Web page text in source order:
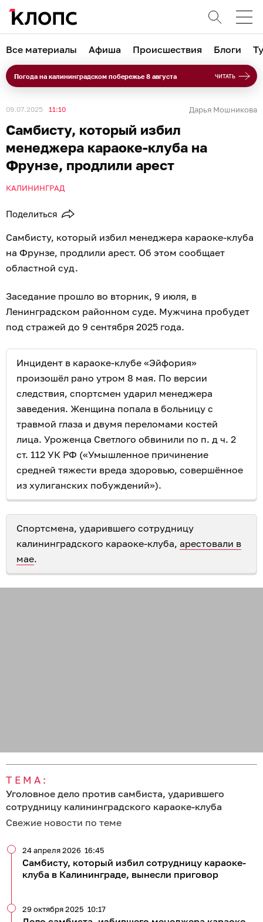
Все материалы Афиша Происшествия Блоги
Погода на калининградском побережье 8 августа ЧИТАТЬ
09.07.2025 11:10 Дарья Мошникова
Самбисту, который избил
менеджера караоке-клуба на
Фрунзе, продлили арест
КАЛИНИНГРАД
Поделиться
Самбисту, который избил менеджера караоке-клуба
на Фрунзе, продлили арест. Об этом сообщает
областной суд.
Заседание прошло во вторник, 9 июля, в
Ленинградском районном суде. Мужчина пробудет
под стражей до 9 сентября 2025 года.
Инцидент в караоке-клубе «Эйфория»
произошёл рано утром 8 мая. По версии
следствия, спортсмен ударил менеджера
заведения. Женщина попала в больницу с
травмой глаза и двумя переломами костей
лица. Уроженца Светлого обвинили по п. д ч. 2
ст. 112 УК РФ («Умышленное причинение
средней тяжести вреда здоровью, совершённое
из хулиганских побуждений»).
Спортсмена, ударившего сотрудницу
калининградского караоке-клуба, арестовали в
мае.
ТЕМА:
Уголовное дело против самбиста, ударившего
сотрудницу калининградского караоке-клуба
Свежие новости по теме
Самбисту, который избил сотрудницу караоке-
клуба в Калининграде, вынесли приговор
24 апреля 2026 16:45
29 октября 2025 10:17